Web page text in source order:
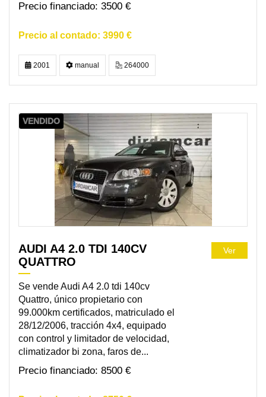
3500 €
3990 €
2001 manual 264000
VENDIDO
AUDI A4 2.0 TDI 140CV
QUATTRO
Se vende Audi A4 2.0 tdi 140cv
Quattro, único propietario con
99.000km certificados, matriculado el
28/12/2006, tracción 4x4, equipado
con control y limitador de velocidad,
climatizador bi zona, faros de...
8500 €
Ver